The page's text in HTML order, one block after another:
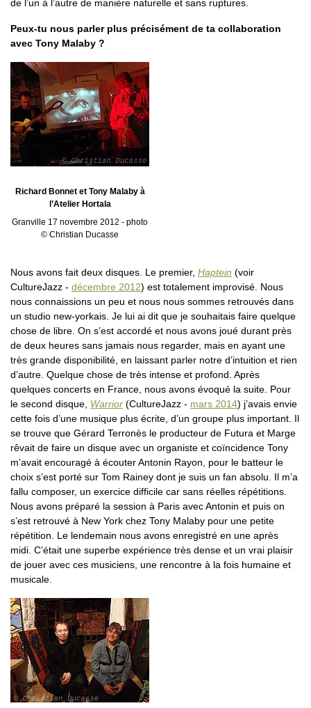
de l’un à l’autre de manière naturelle et sans ruptures.
Peux-tu nous parler plus précisément de ta collaboration
avec Tony Malaby ?
Richard Bonnet et Tony Malaby à
l’Atelier Hortala
Granville 17 novembre 2012 - photo
© Christian Ducasse
Nous avons fait deux disques. Le premier, Haptein (voir
CultureJazz - décembre 2012) est totalement improvisé. Nous
nous connaissions un peu et nous nous sommes retrouvés dans
un studio new-yorkais. Je lui ai dit que je souhaitais faire quelque
chose de libre. On s’est accordé et nous avons joué durant près
de deux heures sans jamais nous regarder, mais en ayant une
très grande disponibilité, en laissant parler notre d’intuition et rien
d’autre. Quelque chose de très intense et profond. Après
quelques concerts en France, nous avons évoqué la suite. Pour
le second disque, Warrior (CultureJazz - mars 2014) j’avais envie
cette fois d’une musique plus écrite, d’un groupe plus important. Il
se trouve que Gérard Terronès le producteur de Futura et Marge
rêvait de faire un disque avec un organiste et coïncidence Tony
m’avait encouragé à écouter Antonin Rayon, pour le batteur le
choix s’est porté sur Tom Rainey dont je suis un fan absolu. Il m’a
fallu composer, un exercice difficile car sans réelles répétitions.
Nous avons préparé la session à Paris avec Antonin et puis on
s’est retrouvé à New York chez Tony Malaby pour une petite
répétition. Le lendemain nous avons enregistré en une après
midi. C’était une superbe expérience très dense et un vrai plaisir
de jouer avec ces musiciens, une rencontre à la fois humaine et
musicale.